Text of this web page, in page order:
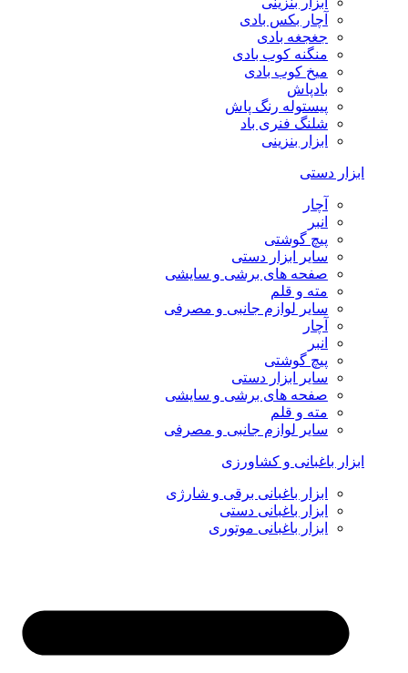
آچار بکس بادی
جغجغه بادی
منگنه کوب بادی
میخ کوب بادی
بادپاش
پیستوله رنگ پاش
شلنگ فنری باد
ابزار بنزینی
ابزار دستی
آچار
انبر
پیچ گوشتی
سایر ابزار دستی
صفحه های برشی و سایشی
مته و قلم
سایر لوازم جانبی و مصرفی
آچار
انبر
پیچ گوشتی
سایر ابزار دستی
صفحه های برشی و سایشی
مته و قلم
سایر لوازم جانبی و مصرفی
ابزار باغبانی و کشاورزی
ابزار باغبانی برقی و شارژی
ابزار باغبانی دستی
ابزار باغبانی موتوری